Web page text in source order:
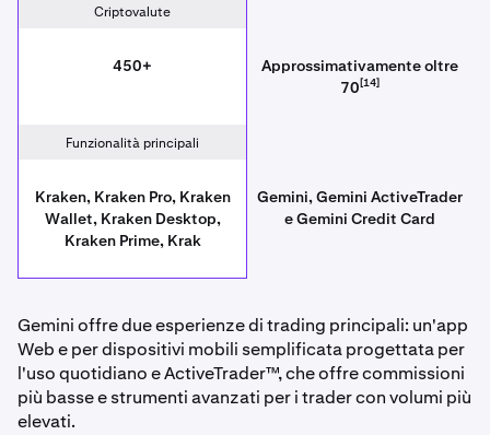
Criptovalute
450+
Approssimativamente oltre
70[14]
Funzionalità principali
Kraken, Kraken Pro, Kraken
Wallet, Kraken Desktop,
Kraken Prime, Krak
Gemini, Gemini ActiveTrader
e Gemini Credit Card
Gemini offre due esperienze di trading principali: un'app
Web e per dispositivi mobili semplificata progettata per
l'uso quotidiano e ActiveTrader™, che offre commissioni
più basse e strumenti avanzati per i trader con volumi più
elevati.